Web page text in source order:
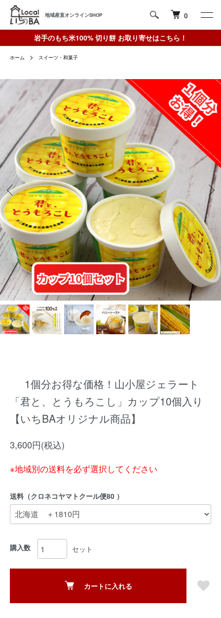
地域産直オンラインSHOP 0
岩手のもち米100% 切り餅 お取り寄せはこちら！
ホーム スイーツ・和菓子
1個分お得な価格！山小屋ジェラート
「君と、とうもろこし」カップ10個入り
【いちBAオリジナル商品】
3,600円(税込)
※地域別の送料を必ず選択してください
送料（クロネコヤマトクール便80 ）
購入数 セット
カートに入れる